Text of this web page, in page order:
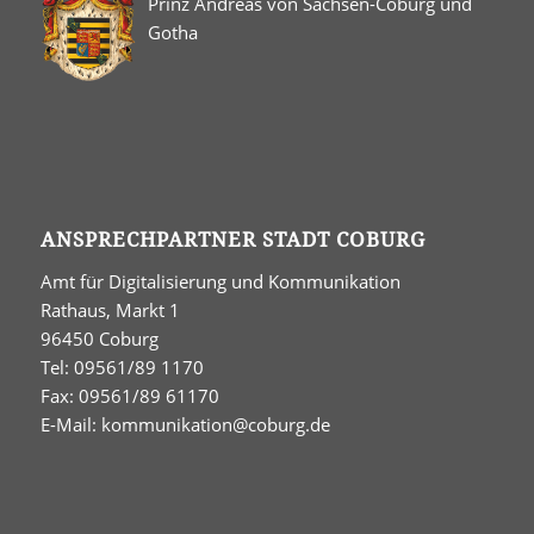
Gotha
ANSPRECHPARTNER STADT COBURG
Amt für Digitalisierung und Kommunikation
Rathaus, Markt 1
96450 Coburg
Tel: 09561/89 1170
Fax: 09561/89 61170
E-Mail: kommunikation@coburg.de